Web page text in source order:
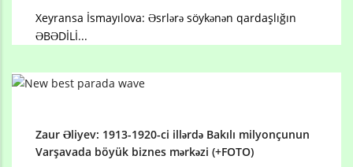
Xeyransa İsmayılova: Əsrlərə söykənən qardaşlığın
ƏBƏDİLİ...
Zaur Əliyev: 1913-1920-ci illərdə Bakılı milyonçunun
Varşavada böyük biznes mərkəzi (+FOTO)